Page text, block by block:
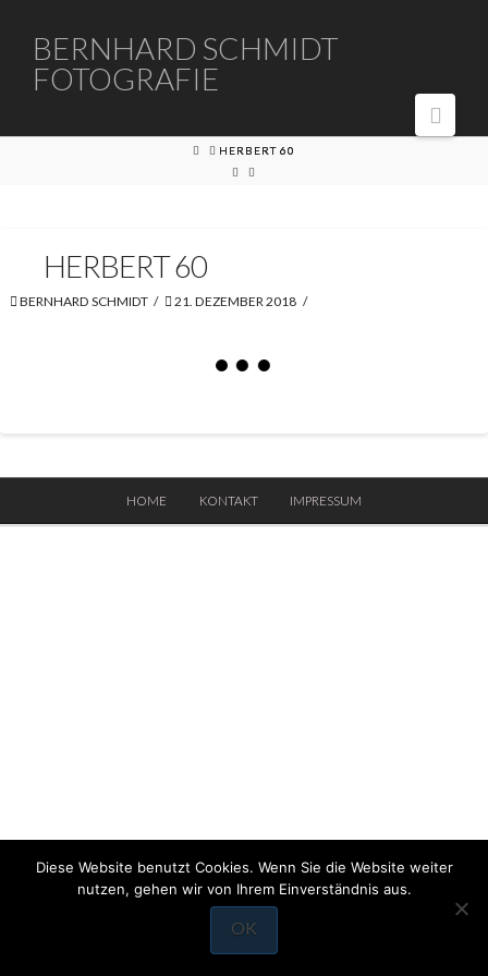
BERNHARD
SCHMIDT
FOTOGRAFIE
BERNHARD SCHMIDT
FOTOGRAFIE
HOMEHERBERT 60
HERBERT 60
BERNHARD SCHMIDT 21. DEZEMBER 2018
HOME KONTAKT IMPRESSUM
Diese Website benutzt Cookies. Wenn Sie die Website weiter
nutzen, gehen wir von Ihrem Einverständnis aus.
OK